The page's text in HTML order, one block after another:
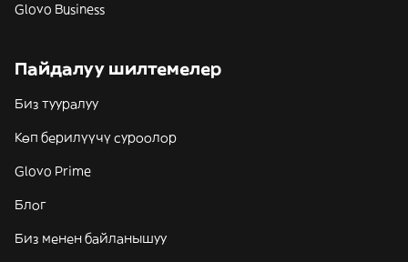
Glovo Business
Пайдалуу шилтемелер
Биз тууралуу
Көп берилүүчү суроолор
Glovo Prime
Блог
Биз менен байланышуу